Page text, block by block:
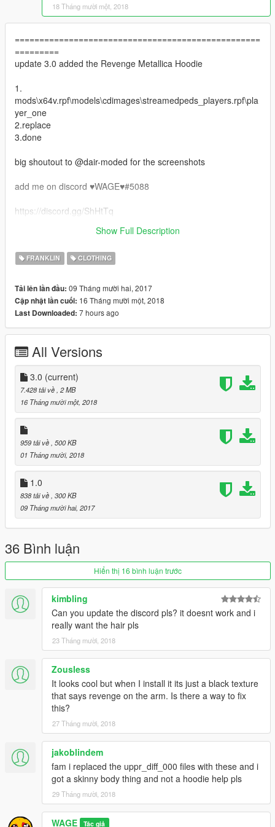
18 Tháng mười một, 2018
==================================================
=========
update 3.0 added the Revenge Metallica Hoodie
1.
mods\x64v.rpf\models\cdimages\streamedpeds_players.rpf\pla
yer_one
2.replace
3.done
big shoutout to @dair-moded for the screenshots
add me on discord ♥WAGE♥#5088
https://discord.gg/ShHtTq
Show Full Description
FRANKLIN CLOTHING
Tải lên lần đầu: 09 Tháng mười hai, 2017
Cập nhật lần cuối: 16 Tháng mười một, 2018
Last Downloaded: 7 hours ago
All Versions
3.0 (current)
7.428 tải về, 2 MB
16 Tháng mười một, 2018
959 tải về, 500 KB
01 Tháng mười, 2018
1.0
838 tải về, 300 KB
09 Tháng mười hai, 2017
36 Bình luận
Hiển thị 16 bình luận trước
kimbling
Can you update the discord pls? it doesnt work and i
really want the hair pls
23 Tháng mười, 2018
Zousless
It looks cool but when I install it its just a black texture
that says revenge on the arm. Is there a way to fix
this?
27 Tháng mười, 2018
jakoblindem
fam i replaced the uppr_diff_000 files with these and i
got a skinny body thing and not a hoodie help pls
29 Tháng mười, 2018
WAGE Tác giả